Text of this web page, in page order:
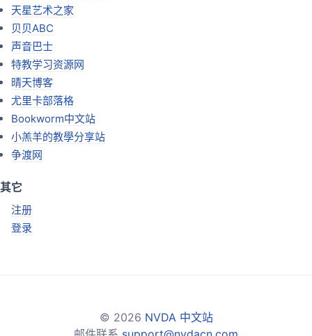
天星艺术之家
贝贝ABC
声音巴士
特教学习资源网
晴天博客
尤里卡部落格
Bookworm中文站
小羔羊的教學分享站
争渡网
其它
注册
登录
© 2026 NVDA 中文站